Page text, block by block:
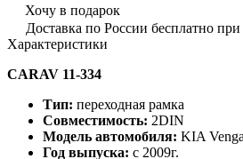
Хочу в подарок
Доставка по России бесплатно при
Характеристики
CARAV 11-334
Тип: переходная рамка
Совместимость: 2DIN
Модель автомобиля: KIA Venga
Год выпуска: с 2009г.